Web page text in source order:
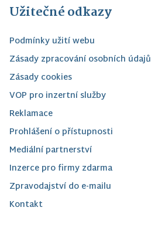
Užitečné odkazy
Podmínky užití webu
Zásady zpracování osobních údajů
Zásady cookies
VOP pro inzertní služby
Reklamace
Prohlášení o přístupnosti
Mediální partnerství
Inzerce pro firmy zdarma
Zpravodajství do e-mailu
Kontakt